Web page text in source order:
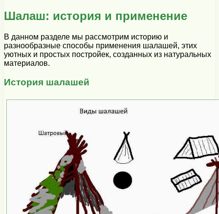
Шалаш: история и применение
В данном разделе мы рассмотрим историю и
разнообразные способы применения шалашей, этих
уютных и простых постройек, созданных из натуральных
материалов.
История шалашей